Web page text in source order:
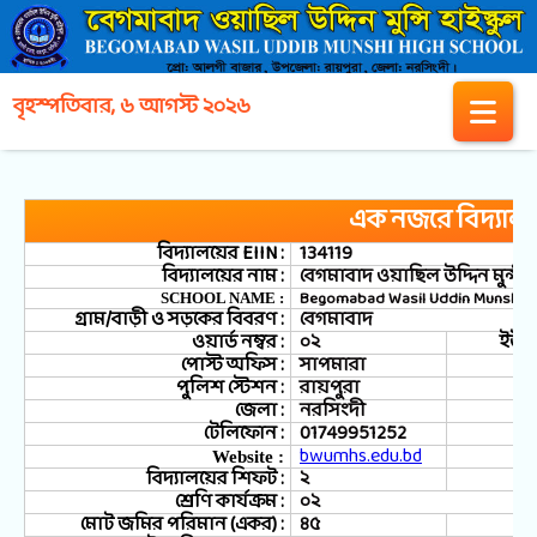
বৃহস্পতিবার, ৬ আগস্ট ২০২৬
এক নজরে
বিদ্যালয়ের EIIN : 134119
বিদ্যালয়ের নাম : বেগমাবাদ ওয়াছিল উদ্দিন মুন্সী
SCHOOL NAME : Begomabad Wasil Uddin Munshi
গ্রাম/বাড়ী ও সড়কের বিবরণ : বেগমাবাদ
ওয়ার্ড নম্বর : ০২
পোস্ট অফিস : সাপমারা
পুলিশ স্টেশন : রায়পুরা
জেলা : নরসিংদী
টেলিফোন : 01749951252
Website : bwumhs.edu.bd
বিদ্যালয়ের শিফট : ২
শ্রেণি কার্যক্রম : ০২
মোট জমির পরিমান (একর) : ৪৫